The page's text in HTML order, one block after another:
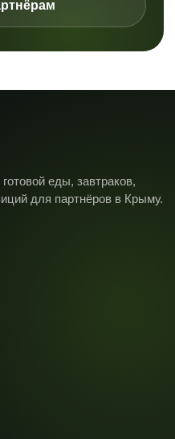
еды, завтраков,
для партнёров в Крыму.